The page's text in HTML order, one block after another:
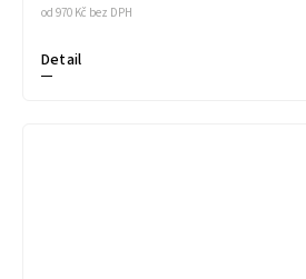
od 970 Kč bez DPH
Detail